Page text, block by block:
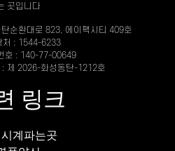
곳입니다
순환대로 823, 에이팩시티 409호
처 : 1544-6233
호 : 140-77-00649
: 제 2026-화성동탄-1212호
링크
계파는곳